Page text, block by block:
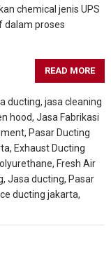
chemical jenis UPS
dalam proses
READ MORE
ducting,jasa cleaning
hood,Jasa Fabrikasi
,Pasar Ducting
,Exhaust Ducting
,Fresh Air
,Jasa ducting,Pasar
ducting jakarta,